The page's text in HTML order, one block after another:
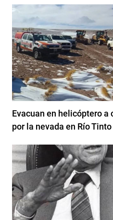
Evacuan en helicóptero
por la nevada en Río Tinto